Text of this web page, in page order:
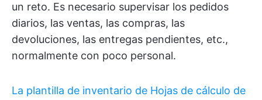
un reto. Es necesario supervisar los pedidos
diarios, las ventas, las compras, las
devoluciones, las entregas pendientes, etc.,
normalmente con poco personal.
La plantilla de inventario de Hojas de cálculo de